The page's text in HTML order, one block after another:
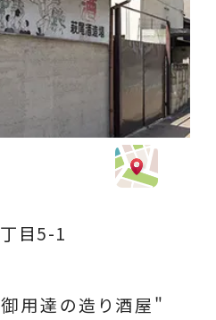
目5-1
用達の造り酒屋"